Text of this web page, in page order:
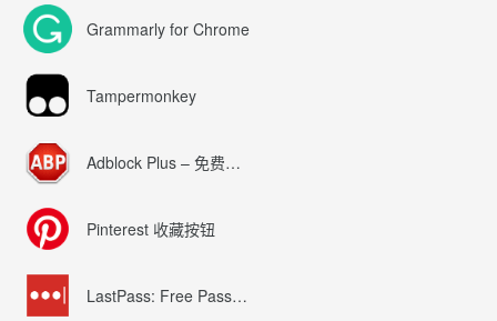
Grammarly for Chrome
Tampermonkey
Adblock Plus – 免费的广告拦截器
Pinterest 收藏按钮
LastPass: Free Password Manager